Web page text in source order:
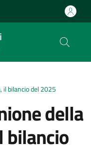
il bilancio del 2025
della
bilancio